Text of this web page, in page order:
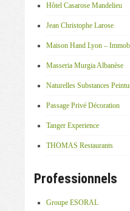
Hôtel Casarose Mandelieu
Jean Christophe Larose
Maison Hand Lyon –
Masseria Murgia Albanèse
Naturelles Substances
Passage Privé Décoration
Tanger Experience
THOMAS Restaurants
Professionnels
Groupe ESORAL